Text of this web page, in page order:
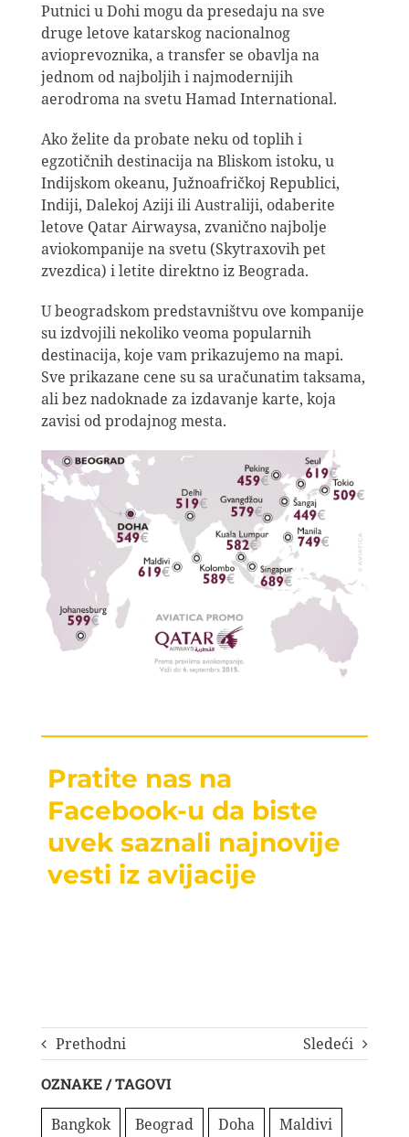
Putnici u Dohi mogu da presedaju na sve
druge letove katarskog nacionalnog
avioprevoznika, a transfer se obavlja na
jednom od najboljih i najmodernijih
aerodroma na svetu Hamad International.
Ako želite da probate neku od toplih i
egzotičnih destinacija na Bliskom istoku, u
Indijskom okeanu, Južnoafričkoj Republici,
Indiji, Dalekoj Aziji ili Australiji, odaberite
letove Qatar Airwaysa, zvanično najbolje
aviokompanije na svetu (Skytraxovih pet
zvezdica) i letite direktno iz Beograda.
U beogradskom predstavništvu ove kompanije
su izdvojili nekoliko veoma popularnih
destinacija, koje vam prikazujemo na mapi.
Sve prikazane cene su sa uračunatim taksama,
ali bez nadoknade za izdavanje karte, koja
zavisi od prodajnog mesta.
Pratite nas na
Facebook-u da biste
uvek saznali najnovije
vesti iz avijacije
Prethodni Sledeći
OZNAKE / TAGOVI
Bangkok Beograd Doha Maldivi